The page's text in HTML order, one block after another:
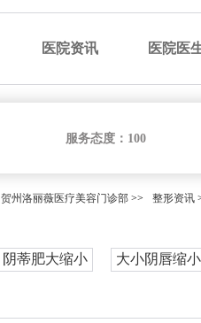
医院资讯 医院医
服务态度： 100
贺州洛丽薇医疗美容门诊部 >> 整形资讯
阴蒂肥大缩小 大小阴唇缩小